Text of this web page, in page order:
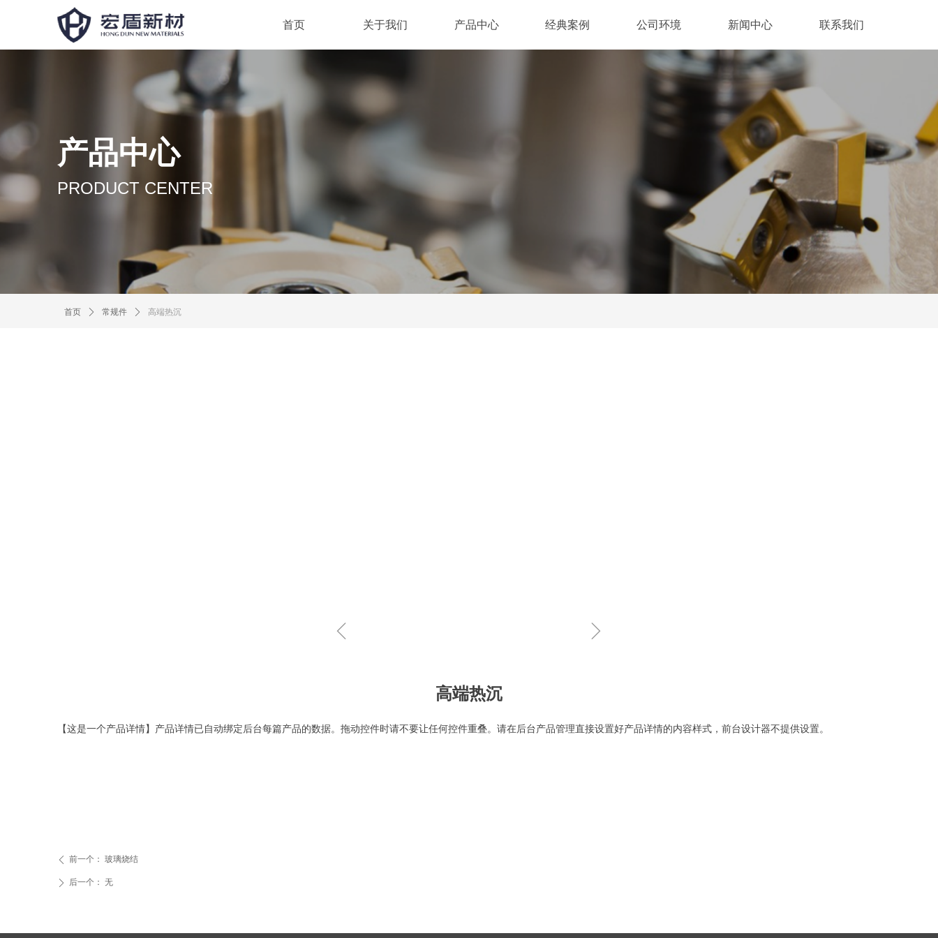
首页 关于我们 产品中心 经典案例 公司环境 新闻中心 联系我们
首页 ꄲ 常规件 ꄲ 高端热沉
高端热沉
ꄴ 前一个： 玻璃烧结
ꄲ 后一个： 无
【这是一个产品详情】产品详情已自动绑定后台每篇产品的数据。拖动控件时请不要让任何控件重叠。请在后台产品管理直接设置好产品详情的内容样式，前台设计器不提供设置。
产品中心
PRODUCT CENTER
ꁆ ꁇ